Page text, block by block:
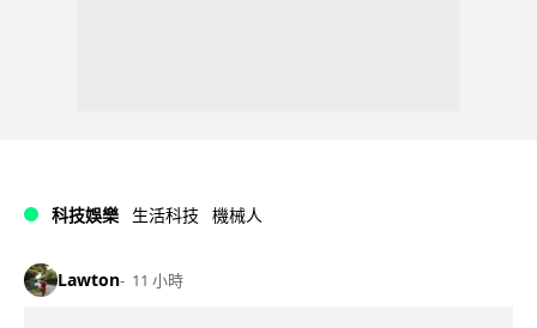
科技娛樂 生活科技 機械人
Lawton 11 小時